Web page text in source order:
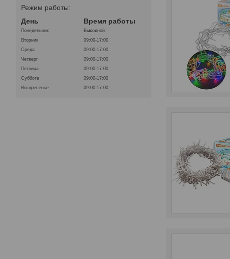
Режим работы:
День
Время работы
Понедельник
Выходной
Вторник
09:00-17:00
Среда
09:00-17:00
Четверг
09:00-17:00
Пятница
09:00-17:00
Суббота
09:00-17:00
Воскресенье
09:00-17:00